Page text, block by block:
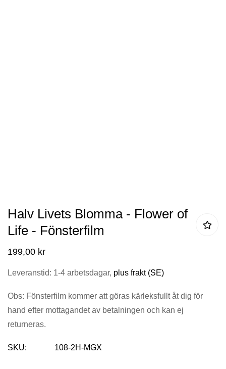
till
början
bildgalleriet
Halv Livets Blomma - Flower of
Life - Fönsterfilm
199,00 kr
Leveranstid: 1-4 arbetsdagar, plus frakt (SE)
Obs: Fönsterfilm kommer att göras kärleksfullt åt dig för
hand efter mottagandet av betalningen och kan ej
returneras.
SKU 108-2H-MGX